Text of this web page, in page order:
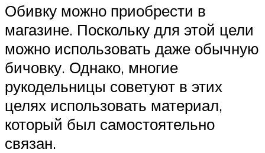
Обивку можно приобрести в
магазине. Поскольку для этой цели
можно использовать даже обычную
бичовку. Однако, многие
рукодельницы советуют в этих
целях использовать материал,
который был самостоятельно
связан.